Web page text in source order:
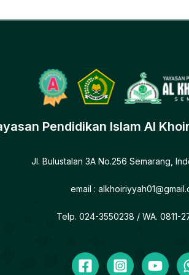
Pendidikan Islam Al
Jl. Bulustalan 3A No.256 Semarang,
email :
Telp. 024-3550238 / WA. 0811-